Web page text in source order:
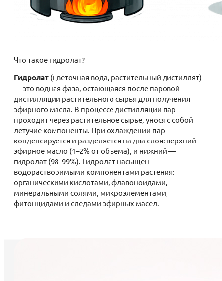
Что такое гидролат?
Гидролат (цветочная вода, растительный дистиллят)
— это водная фаза, остающаяся после паровой
дистилляции растительного сырья для получения
эфирного масла. В процессе дистилляции пар
проходит через растительное сырье, унося с собой
летучие компоненты. При охлаждении пар
конденсируется и разделяется на два слоя: верхний —
эфирное масло (1–2% от объема), и нижний —
гидролат (98–99%). Гидролат насыщен
водорастворимыми компонентами растения:
органическими кислотами, флавоноидами,
минеральными солями, микроэлементами,
фитонцидами и следами эфирных масел.